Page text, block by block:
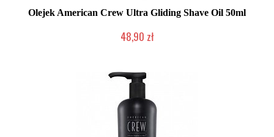
Olejek American Crew Ultra Gliding Shave Oil 50ml
48,90 zł